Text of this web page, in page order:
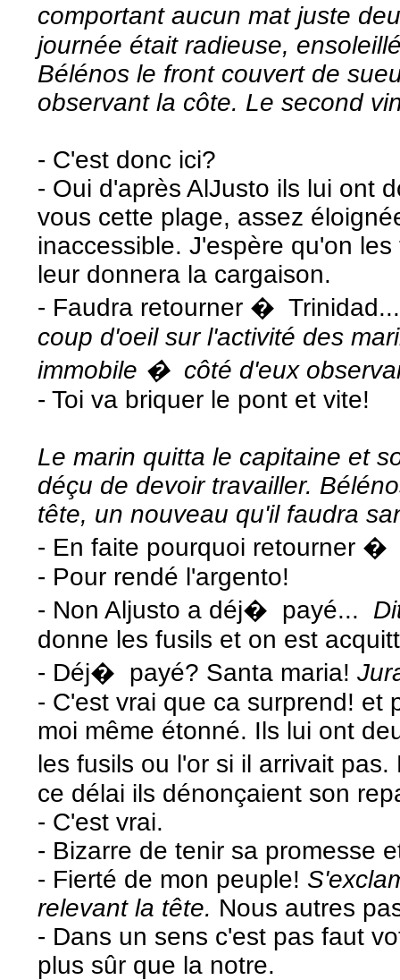
comportant aucun mat juste
journée était radieuse,
Bélénos le front couvert de
observant la côte. Le second
- C'est donc ici?
- Oui d'après AlJusto ils lui ont
vous cette plage, assez
inaccessible. J'espère qu'on
leur donnera la cargaison.
- Faudra retourner �
coup d'oeil sur l'activité des
immobile � côté d'eux
- Toi va briquer le pont et vite!
Le marin quitta le capitaine et
déçu de devoir travailler.
tête, un nouveau qu'il faudra
- En faite pourquoi retourner �
- Pour rendé l'argento!
- Non Aljusto a déj� payé...
donne les fusils et on est
- Déj� payé? Santa maria!
- C'est vrai que ca surprend! et
moi même étonné. Ils lui ont
les fusils ou l'or si il arrivait
ce délai ils dénonçaient son
- C'est vrai.
- Bizarre de tenir sa promesse
- Fierté de mon peuple!
relevant la tête. Nous autres
- Dans un sens c'est pas faut
plus sûr que la notre.